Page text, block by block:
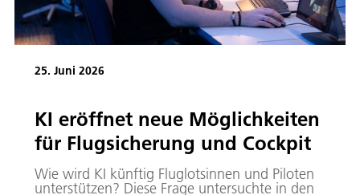
25. Juni 2026
KI eröffnet neue Möglichkeiten
für Flugsicherung und Cockpit
Wie wird KI künftig Fluglotsinnen und Piloten
unterstützen? Diese Frage untersuchte in den